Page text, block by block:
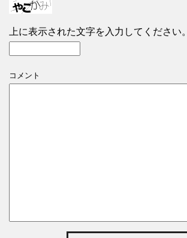
上に表示された文字を入力してください。
コメント